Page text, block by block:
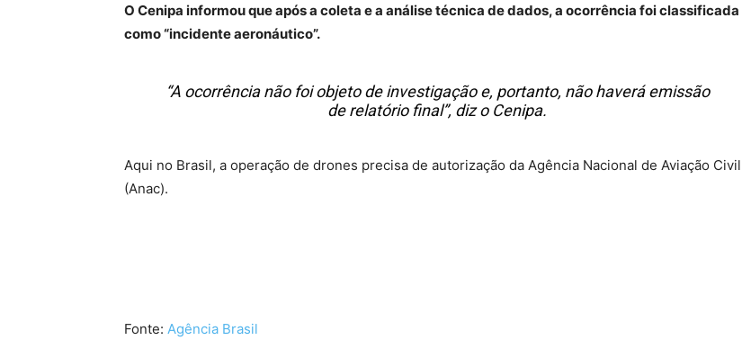
O Cenipa informou que após a coleta e a análise técnica de dados, a ocorrência foi classificada
como “incidente aeronáutico”.
“A ocorrência não foi objeto de investigação e, portanto, não haverá emissão
de relatório final”, diz o Cenipa.
Aqui no Brasil, a operação de drones precisa de autorização da Agência Nacional de Aviação Civil
(Anac).
Fonte: Agência Brasil